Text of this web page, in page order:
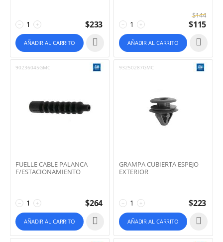
+
− $233
AÑADIR AL CARRITO
+
−
$144
$115
AÑADIR AL CARRITO
90236045GMC
FUELLE CABLE PALANCA
F/ESTACIONAMIENTO
+
− $264
AÑADIR AL CARRITO
93250287GMC
GRAMPA CUBIERTA ESPEJO
EXTERIOR
+
− $223
AÑADIR AL CARRITO